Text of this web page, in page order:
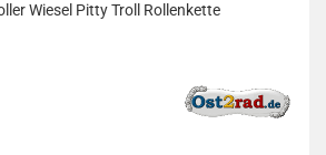
Wiesel Pitty Troll Rollenkette